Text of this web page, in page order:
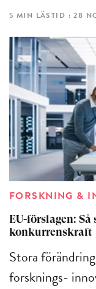
5 MIN LÄSTID : 28
FORSKNING &
EU-förslagen:
konkurrenskraft
Stora
forsknings-